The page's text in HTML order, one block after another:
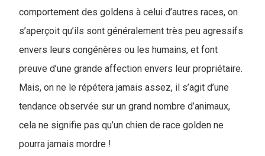
comportement des goldens à celui d’autres races, on
s’aperçoit qu’ils sont généralement très peu agressifs
envers leurs congénères ou les humains, et font
preuve d’une grande affection envers leur propriétaire.
Mais, on ne le répétera jamais assez, il s’agit d’une
tendance observée sur un grand nombre d’animaux,
cela ne signifie pas qu’un chien de race golden ne
pourra jamais mordre !